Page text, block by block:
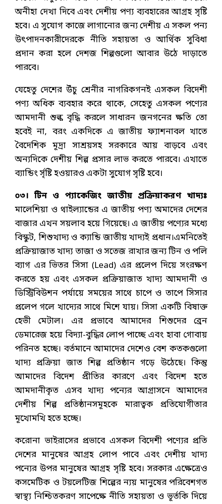
অনীহা দেখা দিবে এবং দেশীয় পণ্য ব্যবহারের আগ্রহ সৃষ্টি
হবে। এ সুযোগ কাজে লাগানোর জন্য দেশীয় এ সকল পন্য
উৎপাদনকারীদেরকে নীতি সহায়তা ও আর্থিক সুবিধা
প্রদান করা হলে দেশজ শিল্পগুলো আবার উঠে দাড়াতে
পারবে।
যেহেতু দেশের উঁচু শ্রেনীর নাগরিকগনই এসকল বিদেশী
পণ্য অধিক ব্যবহার করে থাকে, সেহেতু এসকল পণ্যের
আমদানী শুল্ক বৃদ্ধি করলে সাধারন জনগনের ক্ষতি তো
হবেই না, বরং একদিকে এ জাতীয় ফ্যাশনাবল খাতে
বৈদেশিক মূদ্রা সাশ্রয়সহ সরকারে আয় বাড়বে এবং
অন্যদিকে দেশীয় শিল্প প্রসার লাভ করতে পারবে। এখাতে
ব্যান্ডিং র্সৃষ্টি হওয়ারও একটা সুযোগ সৃষ্টি হবে।
০৩। টিন ও প্যাকেজিং জাতীয় প্রক্রিয়াকরণ খাদ্যঃ
মালেশিয়া ও থাইল্যান্ডের এ জাতীয় পণ্য অমাদের দেশের
বাজার এখন সয়লাব হয়ে গিয়েছে। এ জাতীয় পণ্যের মধ্যে
বিস্কুট, শিশুখাদ্য ও ক্যান্ডি জাতীয় খাদ্যই প্রধান।এমনিতেই
প্রক্রিয়াজাত খাদ্য তাজা ও সতেজ রাখার জন্য টিন ও পলি
ব্যাগ এর ভিতর সিসা (Lead) এর প্রলেপ দিয়ে সংরক্ষণ
করতে হয় এবং এসকল প্রক্রিয়াজাত খাদ্য আমদানী ও
ডিস্ট্রিবিউশন পর্যায়ে সময়ের সাথে চাপে ও তাপে সিসার
প্রলেপ গলে খাদ্যের সাথে মিশে যায়। সিসা একটি বিষাক্ত
হেভী মেটাল। এর প্রভাবে আমাদের শিশুদের ব্রেন
ডেমারেজ হয়ে বিদ্যা-বুদ্ধির লোপ পাচ্ছে এবং হাবা গোবায়
পরিনত হচ্ছে। বর্তমানে আমাদের দেশেও বেশ কতকগুলো
খাদ্য প্রক্রিয়া জাত শিল্প প্রতিষ্ঠান গড়ে উঠেছে। কিন্তু
আমাদের বিদেশ প্রীতির কারণে এবং বিদেশ হতে
আমদানীকৃত এসব খাদ্য পন্যের আগ্রাসনে আমাদের
দেশীয় শিল্প প্রতিষ্ঠানসমূহকে মারাত্বক প্রতিযোগীতার
মূখোমখি হতে হচ্ছে।
করোনা ভাইরাসের প্রভাবে এসকল বিদেশী পণ্যের প্রতি
দেশের মানুষের আগ্রহ লোপ পাবে এবং দেশীয় খাদ্য
পন্যের উপর মানুষের আগ্রহ সৃষ্টি হবে। সরকার এক্ষেত্রেও
কসমেটিক ও টয়লেটিজ শিল্পের ন্যয় মানুষের পরিবেশগত
স্বাস্থ্য নিশ্চিতকরণ সাপেক্ষে নীতি সহায়তা ও ভূর্তকি দিয়ে